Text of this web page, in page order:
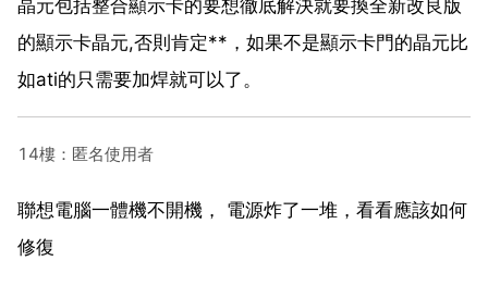
晶元包括整合顯示卡的要想徹底解決就要換全新改良版
的顯示卡晶元,否則肯定**，如果不是顯示卡門的晶元比
如ati的只需要加焊就可以了。
14樓：匿名使用者
聯想電腦一體機不開機， 電源炸了一堆，看看應該如何
修復